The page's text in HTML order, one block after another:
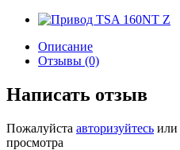
Описание
Отзывы (0)
Написать отзыв
Пожалуйста авторизуйтесь или
просмотра